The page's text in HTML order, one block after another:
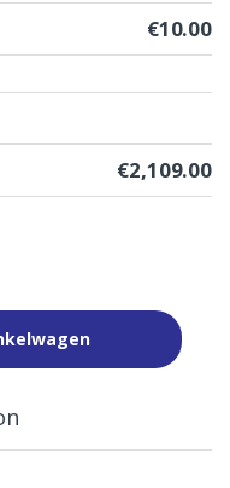
€10.00
€2,109.00